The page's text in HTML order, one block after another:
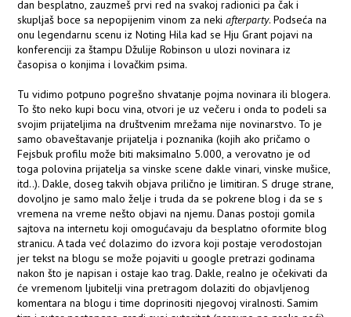
dan besplatno, zauzmeš prvi red na svakoj radionici pa čak i
skupljaš boce sa nepopijenim vinom za nekiafterparty. Podseća na
onu legendarnu scenu iz Noting Hila kad se Hju Grant pojavi na
konferenciji za štampu Džulije Robinson u ulozi novinara iz
časopisa o konjima i lovačkim psima.
Tu vidimo potpuno pogrešno shvatanje pojma novinara ili blogera.
To što neko kupi bocu vina, otvori je uz večeru i onda to podeli sa
svojim prijateljima na društvenim mrežama nije novinarstvo. To je
samo obaveštavanje prijatelja i poznanika (kojih ako pričamo o
Fejsbuk profilu može biti maksimalno 5.000, a verovatno je od
toga polovina prijatelja sa vinske scene dakle vinari, vinske mušice,
itd..). Dakle, doseg takvih objava prilično je limitiran. S druge strane,
dovoljno je samo malo želje i truda da se pokrene blog i da se s
vremena na vreme nešto objavi na njemu. Danas postoji gomila
sajtova na internetu koji omogućavaju da besplatno oformite blog
stranicu. A tada već dolazimo do izvora koji postaje verodostojan
jer tekst na blogu se može pojaviti u google pretrazi godinama
nakon što je napisan i ostaje kao trag. Dakle, realno je očekivati da
će vremenom ljubitelji vina pretragom dolaziti do objavljenog
komentara na blogu i time doprinositi njegovoj viralnosti. Samim